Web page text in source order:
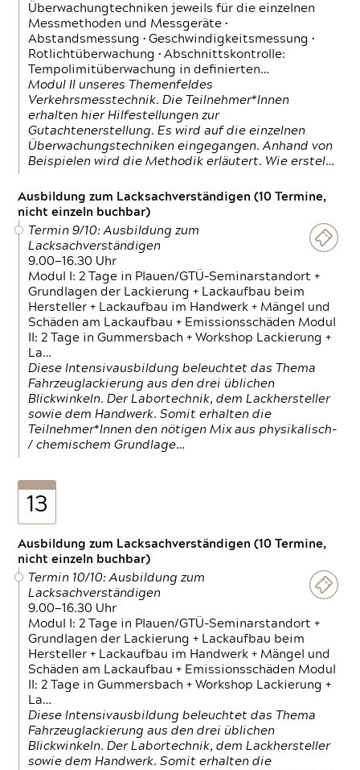
Überwachungtechniken jeweils für die einzelnen
Messmethoden und Messgeräte •
Abstandsmessung • Geschwindigkeitsmessung •
Rotlichtüberwachung • Abschnittskontrolle:
Tempolimitüberwachung in definierten…
Modul II unseres Themenfeldes
Verkehrsmesstechnik. Die Teilnehmer*Innen
erhalten hier Hilfestellungen zur
Gutachtenerstellung. Es wird auf die einzelnen
Überwachungstechniken eingegangen. Anhand von
Beispielen wird die Methodik erläutert. Wie erstel…
Ausbildung zum Lacksachverständigen (10 Termine,
nicht einzeln buchbar)
Termin 9/10: Ausbildung zum
Lacksachverständigen
9.00—16.30 Uhr
Modul I: 2 Tage in Plauen/GTÜ-Seminarstandort +
Grundlagen der Lackierung + Lackaufbau beim
Hersteller + Lackaufbau im Handwerk + Mängel und
Schäden am Lackaufbau + Emissionsschäden Modul
II: 2 Tage in Gummersbach + Workshop Lackierung +
La…
Diese Intensivausbildung beleuchtet das Thema
Fahrzeuglackierung aus den drei üblichen
Blickwinkeln. Der Labortechnik, dem Lackhersteller
sowie dem Handwerk. Somit erhalten die
Teilnehmer*Innen den nötigen Mix aus physikalisch-
/ chemischem Grundlage…
13
Ausbildung zum Lacksachverständigen (10 Termine,
nicht einzeln buchbar)
Termin 10/10: Ausbildung zum
Lacksachverständigen
9.00—16.30 Uhr
Modul I: 2 Tage in Plauen/GTÜ-Seminarstandort +
Grundlagen der Lackierung + Lackaufbau beim
Hersteller + Lackaufbau im Handwerk + Mängel und
Schäden am Lackaufbau + Emissionsschäden Modul
II: 2 Tage in Gummersbach + Workshop Lackierung +
La…
Diese Intensivausbildung beleuchtet das Thema
Fahrzeuglackierung aus den drei üblichen
Blickwinkeln. Der Labortechnik, dem Lackhersteller
sowie dem Handwerk. Somit erhalten die